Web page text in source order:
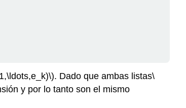
. Dado que ambas listas\
y por lo tanto son el mismo